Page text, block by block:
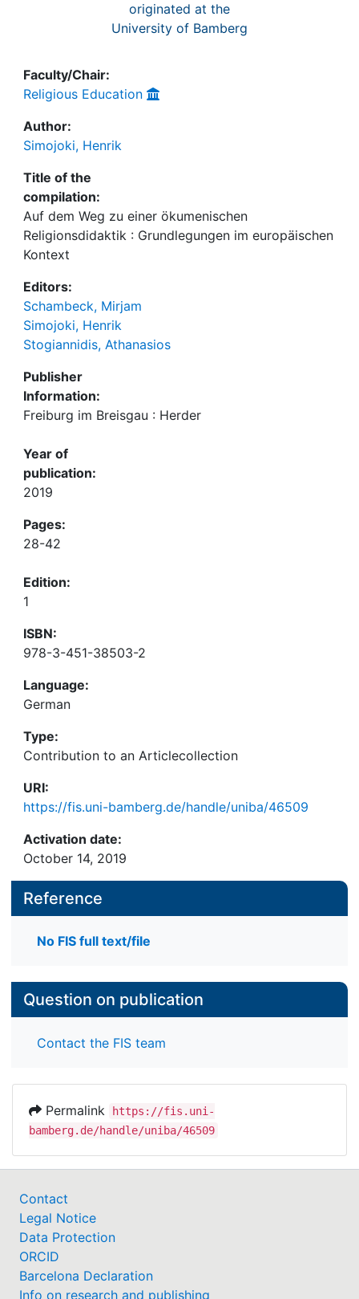
originated at the
University of Bamberg
Faculty/Chair:
Religious Education
Author:
Simojoki, Henrik
Title of the
compilation:
Auf dem Weg zu einer ökumenischen
Religionsdidaktik : Grundlegungen im europäischen
Kontext
Editors:
Schambeck, Mirjam
Simojoki, Henrik
Stogiannidis, Athanasios
Publisher
Information:
Freiburg im Breisgau : Herder
Year of
publication:
2019
Pages:
28-42
Edition:
1
ISBN:
978-3-451-38503-2
Language:
German
Type:
Contribution to an Articlecollection
URI:
https://fis.uni-bamberg.de/handle/uniba/46509
Activation date:
October 14, 2019
Reference
No FIS full text/file
Question on publication
Contact the FIS team
Permalink
https://fis.uni-
bamberg.de/handle/uniba/46509
Contact
Legal Notice
Data Protection
ORCID
Barcelona Declaration
Info on research and publishing